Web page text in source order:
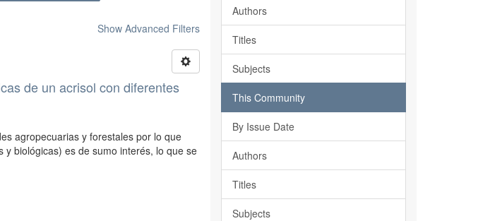
Show Advanced Filters
de un acrisol con diferentes
agropecuarias y forestales por lo que
biológicas) es de sumo interés, lo que se
Authors
Titles
Subjects
This Community
By Issue Date
Authors
Titles
Subjects